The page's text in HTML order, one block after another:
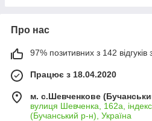
Про нас
97% позитивних з 142 відгуків
Працює з 18.04.2020
м. с.Шевченкове
вулиця Шевченка, 162а,
(Бучанський р-н), Україна